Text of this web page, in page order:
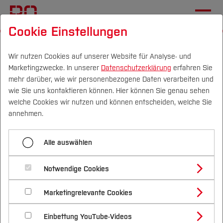
Campus Personen DE|EN Quicklinks
Studium
Studienangebote
Bachelorstudiengänge
Masterstudiengänge
Vor dem Studium
Bewerben & Einschreiben
Bewerbungsportal
Im Studium
Studienbüros und Prüfungen
Nach dem Studium
Forschung & Transfer
Profil
Forschungs- und Transferprofil
Schwerpunkte (FuT)
Beratung & Förderung
Nachhaltigkeit
Nachhaltigkeit studieren
International
IBS_WiSe_20_21
Menü aufklappen
IBS_WiSe_21_22
IBS_WiSe_22_23
IBS_WiSe_23_24
IBS_WiSe_24_25
Interdisziplinäres BIM
Seminar
WiSe 20/21
Cookie Einstellungen
Wir nutzen Cookies auf unserer Website für Analyse- und
Marketingzwecke. In unserer Datenschutzerklärung erfahren Sie
mehr darüber, wie wir personenbezogene Daten verarbeiten und
wie Sie uns kontaktieren können. Hier können Sie genau sehen
welche Cookies wir nutzen und können entscheiden, welche Sie
annehmen.
Alle auswählen
Notwendige Cookies
Marketingrelevante Cookies
Einbettung YouTube-Videos